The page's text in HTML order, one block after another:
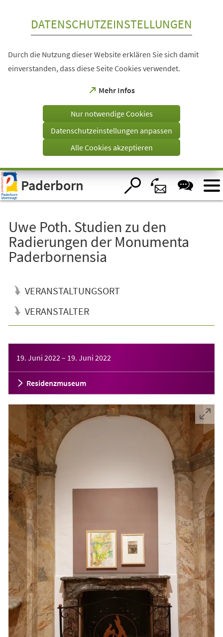
Visuelle
Assistenzsoftware
öffnen.
DATENSCHUTZEINSTELLUNGEN
Durch die Nutzung dieser Website erklären Sie sich damit
einverstanden, dass diese Seite Cookies verwendet.
Mehr Infos
(Öffnet
einem
Tab)
Nur notwendige Cookies
Datenschutzeinstellungen anpassen
Alle Cookies akzeptieren
Paderborn
Uwe Poth. Studien zu den
Radierungen der Monumenta
Paderbornensia
VERANSTALTUNGSORT
VERANSTALTER
19. Juni 2022 – 19. Juni 2022
Residenzmuseum